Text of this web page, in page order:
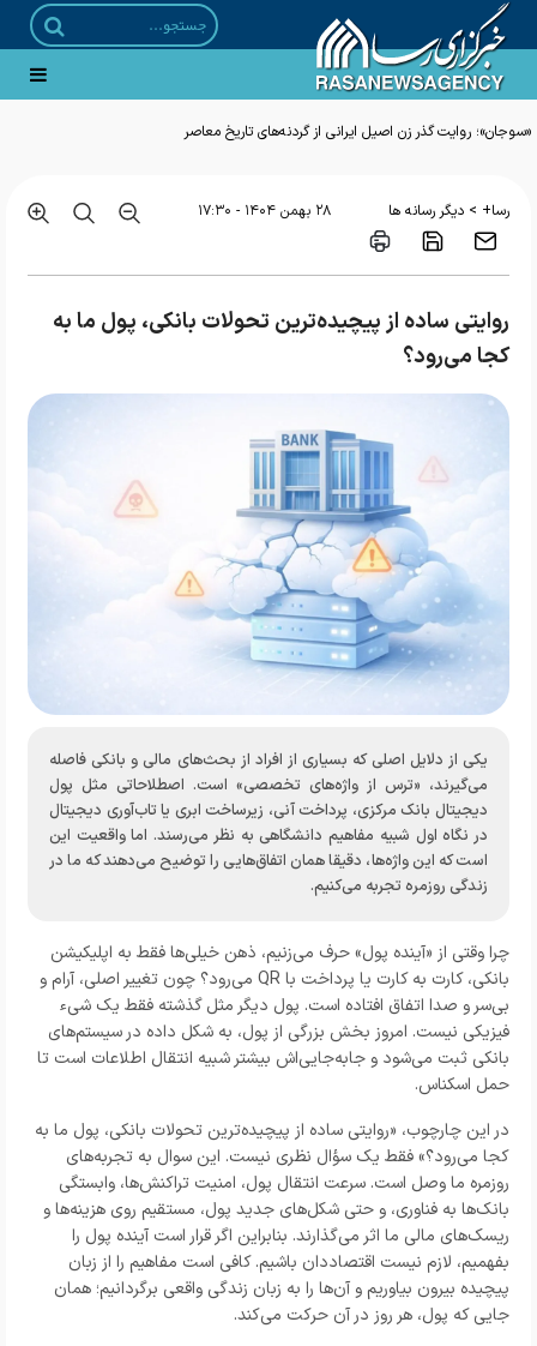
رسا+ > دیگر رسانه ها ۲۸ بهمن ۱۴۰۴ - ۱۷:۳۰
روایتی ساده از پیچیده‌ترین تحولات بانکی، پول ما به
کجا می‌رود؟
یکی از دلایل اصلی که بسیاری از افراد از بحث‌های مالی و بانکی فاصله
می‌گیرند، «ترس از واژه‌های تخصصی» است. اصطلاحاتی مثل پول
دیجیتال بانک مرکزی، پرداخت آنی، زیرساخت ابری یا تاب‌آوری دیجیتال
در نگاه اول شبیه مفاهیم دانشگاهی به نظر می‌رسند. اما واقعیت این
است که این واژه‌ها، دقیقا همان اتفاق‌هایی را توضیح می‌دهند که ما در
زندگی روزمره تجربه می‌کنیم.
چرا وقتی از «آینده پول» حرف می‌زنیم، ذهن خیلی‌ها فقط به اپلیکیشن
بانکی، کارت به کارت یا پرداخت با QR می‌رود؟ چون تغییر اصلی، آرام و
بی‌سر و صدا اتفاق افتاده است. پول دیگر مثل گذشته فقط یک شیء
فیزیکی نیست. امروز بخش بزرگی از پول، به شکل داده در سیستم‌های
بانکی ثبت می‌شود و جابه‌جایی‌اش بیشتر شبیه انتقال اطلاعات است تا
حمل اسکناس.
در این چارچوب، «روایتی ساده از پیچیده‌ترین تحولات بانکی، پول ما به
کجا می‌رود؟» فقط یک سؤال نظری نیست. این سوال به تجربه‌های
روزمره ما وصل است. سرعت انتقال پول، امنیت تراکنش‌ها، وابستگی
بانک‌ها به فناوری، و حتی شکل‌های جدید پول، مستقیم روی هزینه‌ها و
ریسک‌های مالی ما اثر می‌گذارند. بنابراین اگر قرار است آینده پول را
بفهمیم، لازم نیست اقتصاددان باشیم. کافی است مفاهیم را از زبان
پیچیده بیرون بیاوریم و آن‌ها را به زبان زندگی واقعی برگردانیم؛ همان
جایی که پول، هر روز در آن حرکت می‌کند.